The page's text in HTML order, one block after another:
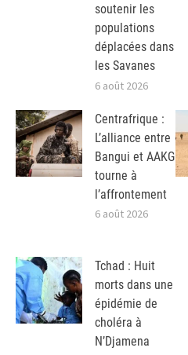
soutenir les
populations
déplacées dans
les Savanes
6 août 2026
Centrafrique :
L’alliance entre
Bangui et AAKG
tourne à
l’affrontement
6 août 2026
Tchad : Huit
morts dans une
épidémie de
choléra à
N’Djamena